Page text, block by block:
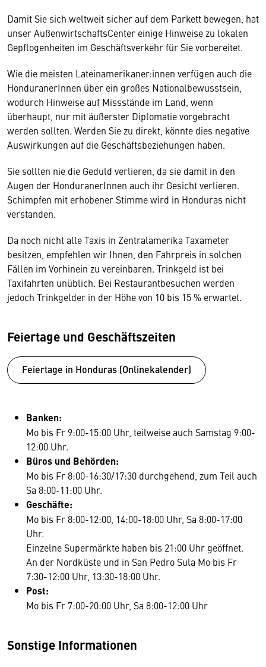
Damit Sie sich weltweit sicher auf dem Parkett bewegen, hat
unser AußenwirtschaftsCenter einige Hinweise zu lokalen
Gepflogenheiten im Geschäftsverkehr für Sie vorbereitet.
Wie die meisten Lateinamerikaner:innen verfügen auch die
HonduranerInnen über ein großes Nationalbewusstsein,
wodurch Hinweise auf Missstände im Land, wenn
überhaupt, nur mit äußerster Diplomatie vorgebracht
werden sollten. Werden Sie zu direkt, könnte dies negative
Auswirkungen auf die Geschäftsbeziehungen haben.
Sie sollten nie die Geduld verlieren, da sie damit in den
Augen der HonduranerInnen auch ihr Gesicht verlieren.
Schimpfen mit erhobener Stimme wird in Honduras nicht
verstanden.
Da noch nicht alle Taxis in Zentralamerika Taxameter
besitzen, empfehlen wir Ihnen, den Fahrpreis in solchen
Fällen im Vorhinein zu vereinbaren. Trinkgeld ist bei
Taxifahrten unüblich. Bei Restaurantbesuchen werden
jedoch Trinkgelder in der Höhe von 10 bis 15 % erwartet.
Feiertage und Geschäftszeiten
Feiertage in Honduras (Onlinekalender)
Banken:
Mo bis Fr 9:00-15:00 Uhr, teilweise auch Samstag 9:00-
12:00 Uhr.
Büros und Behörden:
Mo bis Fr 8:00-16:30/17:30 durchgehend, zum Teil auch
Sa 8:00-11:00 Uhr.
Geschäfte:
Mo bis Fr 8:00-12:00, 14:00-18:00 Uhr, Sa 8:00-17:00
Uhr.
Einzelne Supermärkte haben bis 21:00 Uhr geöffnet.
An der Nordküste und in San Pedro Sula Mo bis Fr
7:30-12:00 Uhr, 13:30-18:00 Uhr.
Post:
Mo bis Fr 7:00-20:00 Uhr, Sa 8:00-12:00 Uhr
Sonstige Informationen